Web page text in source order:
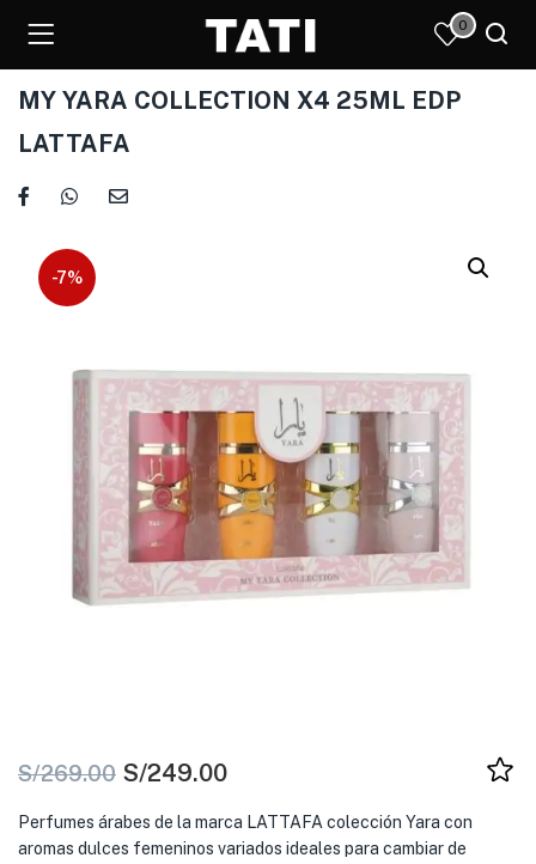
0
MY YARA COLLECTION X4 25ML EDP
LATTAFA
-7%
S/269.00 S/249.00
Perfumes árabes de la marca LATTAFA colección Yara con
aromas dulces femeninos variados ideales para cambiar de